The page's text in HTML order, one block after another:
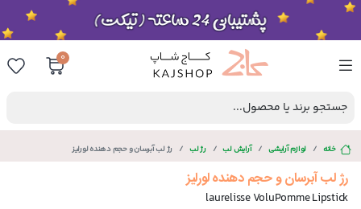
0
جستجو برند یا محصول...
خانه لوازم آرایشی آرایش لب رژ لب رژ لب آبرسان و حجم دهنده لورلیز
رژ لب آبرسان و حجم دهنده لورلیز
laurelisse VoluPomme Lipstick